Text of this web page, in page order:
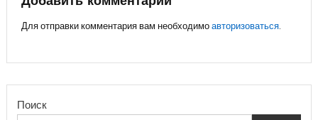
записям
Для отправки комментария вам необходимоавторизоваться.
Поиск